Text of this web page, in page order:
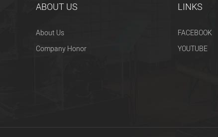
ABOUT US
About Us
Company Honor
LINKS
FACEBOOK
YOUTUBE